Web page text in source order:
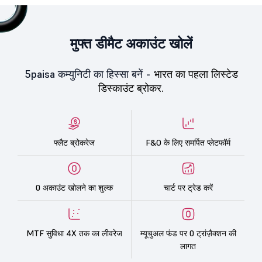
मुफ्त डीमैट अकाउंट खोलें
5paisa कम्युनिटी का हिस्सा बनें - भारत का पहला लिस्टेड
डिस्काउंट ब्रोकर.
फ्लैट ब्रोकरेज F&O के लिए समर्पित प्लेटफॉर्म
0 अकाउंट खोलने का शुल्क चार्ट पर ट्रेड करें
MTF सुविधा 4X तक का लीवरेज
म्यूचुअल फंड पर 0 ट्रांज़ैक्शन की
लागत